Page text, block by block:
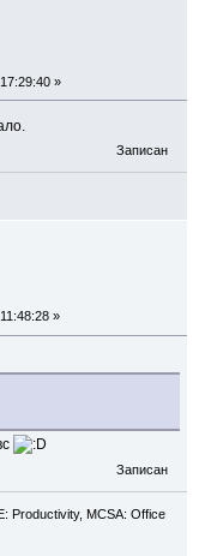
»
Записан
»
Записан
Productivity, MCSA: Office